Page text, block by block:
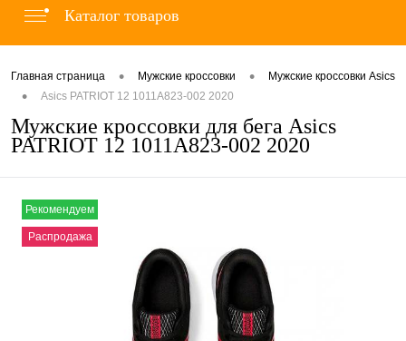
Каталог товаров
Главная страница • Мужские кроссовки • Мужские кроссовки Asics
• Asics PATRIOT 12 1011A823-002 2020
Мужские кроссовки для бега Asics
PATRIOT 12 1011A823-002 2020
Рекомендуем
Распродажа